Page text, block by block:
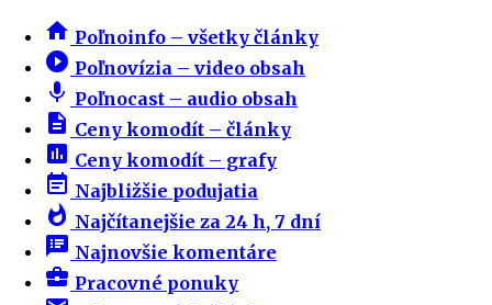
home Poľnoinfo – všetky články
play_circle_filled Poľnovízia – video obsah
mic Poľnocast – audio obsah
description Ceny komodít – články
insert_chart Ceny komodít – grafy
event_note Najbližšie podujatia
whatshot Najčítanejšie za 24 h, 7 dní
speaker_notes Najnovšie komentáre
business_center Pracovné ponuky